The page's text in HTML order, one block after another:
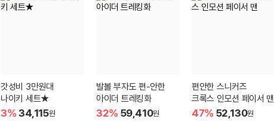
갓성비 3만원대
나이키 세트★
3% 34,115원
발볼 부자도 편-안한
아이더 트레킹화
32% 59,410원
편안한 스니커즈
크록스 인모션 페이서 맨
47% 52,130원